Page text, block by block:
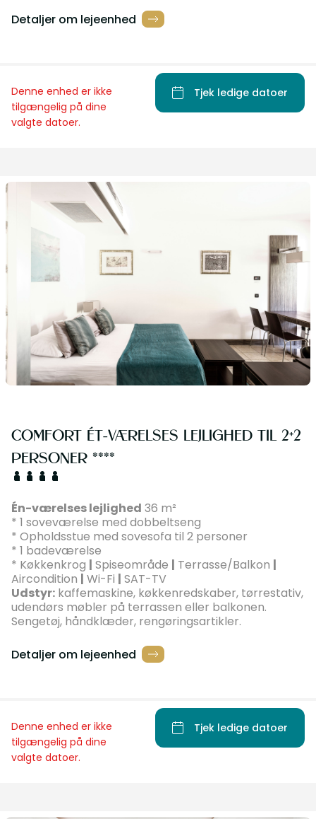
Detaljer om lejeenhed
Denne enhed er ikke
tilgængelig på dine
valgte datoer.
Tjek ledige datoer
COMFORT ÉT-VÆRELSES LEJLIGHED TIL 2+2
PERSONER ****
Én-værelses lejlighed 36 m²
* 1 soveværelse med dobbeltseng
* Opholdsstue med sovesofa til 2 personer
* 1 badeværelse
* Køkkenkrog | Spiseområde | Terrasse/Balkon |
Aircondition | Wi-Fi | SAT-TV
Udstyr: kaffemaskine, køkkenredskaber, tørrestativ,
udendørs møbler på terrassen eller balkonen.
Sengetøj, håndklæder, rengøringsartikler.
Detaljer om lejeenhed
Denne enhed er ikke
tilgængelig på dine
valgte datoer.
Tjek ledige datoer